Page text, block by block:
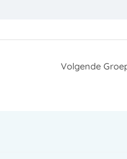
Volgende